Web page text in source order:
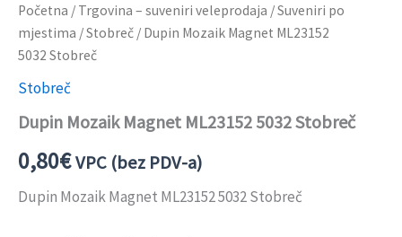
Početna / Trgovina – suveniri veleprodaja /Suveniri po
mjestima /Stobreč / Dupin Mozaik Magnet ML23152
5032 Stobreč
Stobreč
Dupin Mozaik Magnet ML23152 5032 Stobreč
0,80€VPC (bez PDV-a)
Dupin Mozaik Magnet ML23152 5032 Stobreč